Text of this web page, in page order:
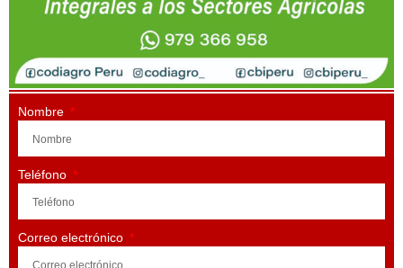
Nombre
Teléfono
Correo electrónico